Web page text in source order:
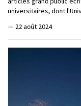
universitaires, dont
— 22 août 2024